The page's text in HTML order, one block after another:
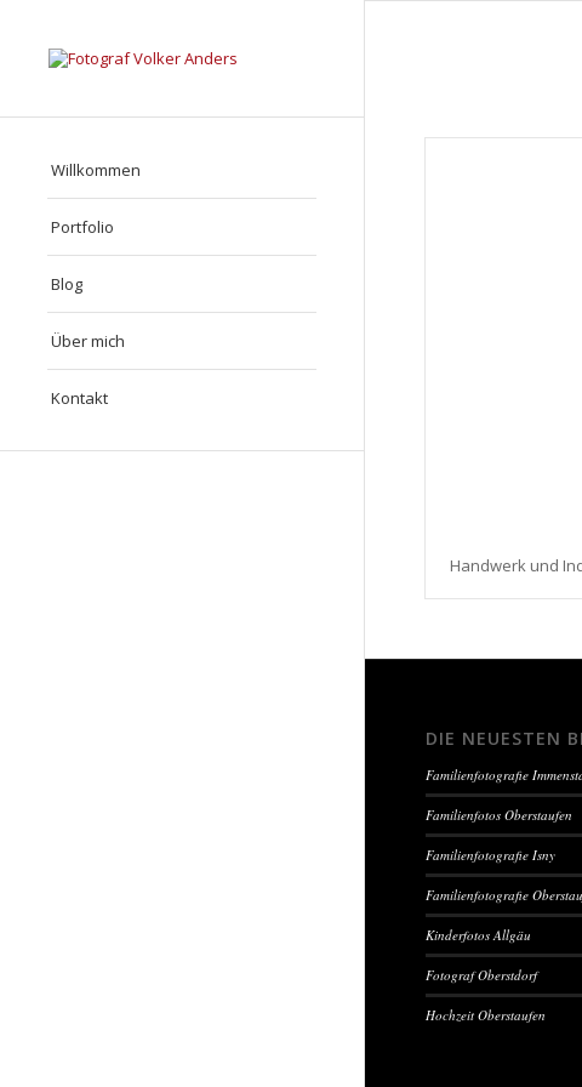
Willkommen
Portfolio
Blog
Über mich
Kontakt
Handwerk und
DIE NEUESTEN
Familienfotografie
Familienfotos Oberstaufen
Familienfotografie Isny
Familienfotografie
Kinderfotos Allgäu
Fotograf Oberstdorf
Hochzeit Oberstaufen